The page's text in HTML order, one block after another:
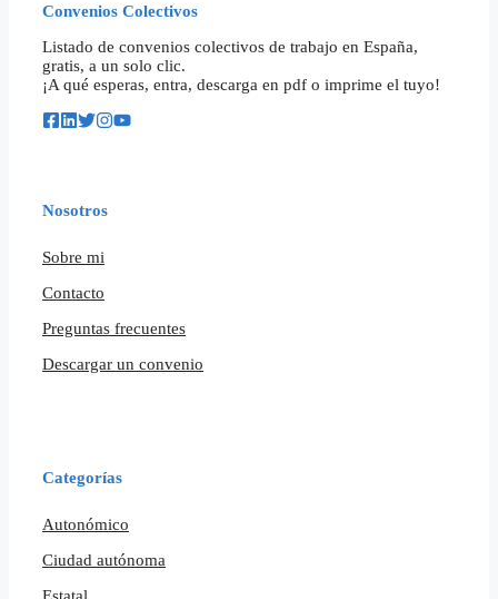
Convenios Colectivos
Listado de convenios colectivos de trabajo en España,
gratis, a un solo clic.
¡A qué esperas, entra, descarga en pdf o imprime el tuyo!
Nosotros
Sobre mi
Contacto
Preguntas frecuentes
Descargar un convenio
Categorías
Autonómico
Ciudad autónoma